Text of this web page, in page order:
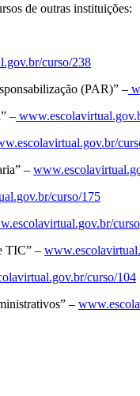
de outras instituições:
curso/238
(PAR)” –
–
–
curso/175
TIC” –
curso/104
–